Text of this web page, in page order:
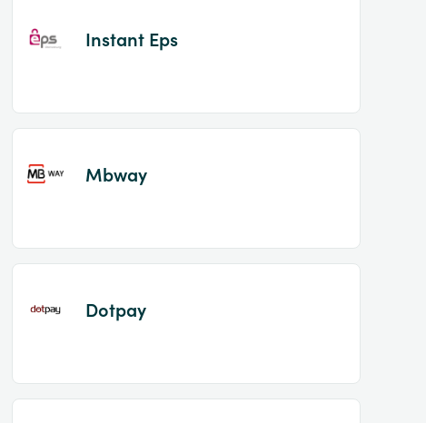
Instant Eps
Mbway
Dotpay